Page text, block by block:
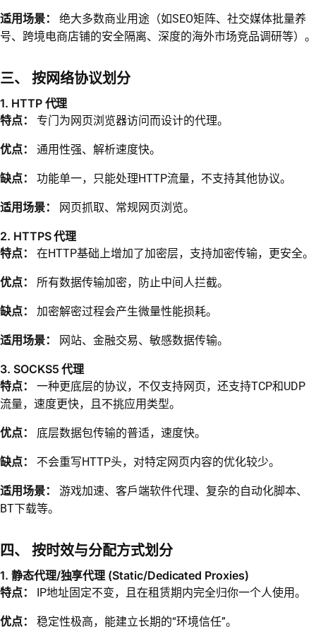
适用场景：
绝大多数商业用途（如SEO矩阵、社交媒体批量养
号、跨境电商店铺的安全隔离、深度的海外市场竞品调研等）。
三、 按网络协议划分
1. HTTP 代理
特点： 专门为网页浏览器访问而设计的代理。
优点： 通用性强、解析速度快。
缺点： 功能单一，只能处理HTTP流量，不支持其他协议。
适用场景： 网页抓取、常规网页浏览。
2. HTTPS 代理
特点： 在HTTP基础上增加了加密层，支持加密传输，更安全。
优点： 所有数据传输加密，防止中间人拦截。
缺点： 加密解密过程会产生微量性能损耗。
适用场景： 网站、金融交易、敏感数据传输。
3. SOCKS5 代理
特点：
一种更底层的协议，不仅支持网页，还支持TCP和UDP
流量，速度更快，且不挑应用类型。
优点： 底层数据包传输的普适，速度快。
缺点： 不会重写HTTP头，对特定网页内容的优化较少。
适用场景：
游戏加速、客戶端软件代理、复杂的自动化脚本、
BT下载等。
四、 按时效与分配方式划分
1. 静态代理/独享代理 (Static/Dedicated Proxies)
特点： IP地址固定不变，且在租赁期内完全归你一个人使用。
优点： 稳定性极高，能建立长期的“环境信任”。